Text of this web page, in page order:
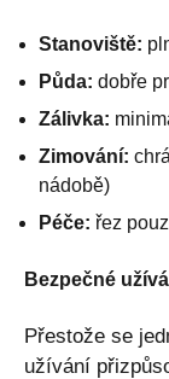
Stanoviště:
Půda: dobře
Zálivka:
Zimování:
nádobě)
Péče: řez
Bezpečné
Přestože se
užívání